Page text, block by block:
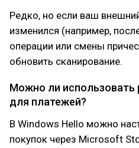
Редко, но если ваш
изменился (например,
операции или смены
обновить сканирование.
Можно ли использовать
для платежей?
В Windows Hello можно
покупок через Microsoft